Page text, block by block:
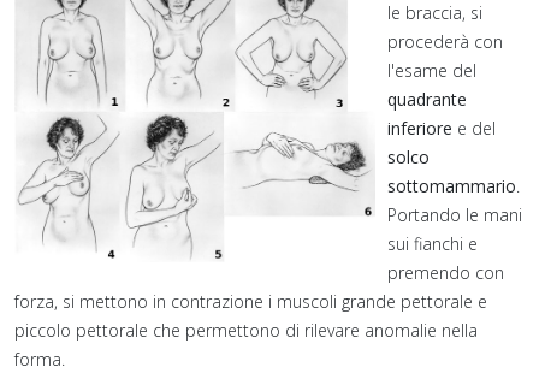
le braccia, si
procederà con
l'esame del
quadrante
inferiore e del
solco
sottomammario.
Portando le mani
sui fianchi e
premendo con
forza, si mettono in contrazione i muscoli grande pettorale e
piccolo pettorale che permettono di rilevare anomalie nella
forma.
.